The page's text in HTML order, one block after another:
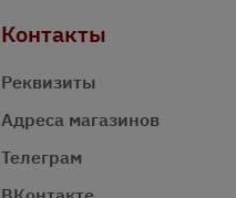
Контакты
Реквизиты
Адреса магазинов
Телеграм